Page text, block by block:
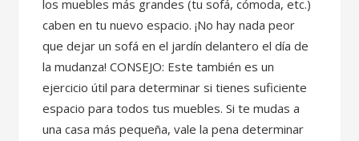
los muebles más grandes (tu sofá, cómoda, etc.)
caben en tu nuevo espacio. ¡No hay nada peor
que dejar un sofá en el jardín delantero el día de
la mudanza! CONSEJO: Este también es un
ejercicio útil para determinar si tienes suficiente
espacio para todos tus muebles. Si te mudas a
una casa más pequeña, vale la pena determinar